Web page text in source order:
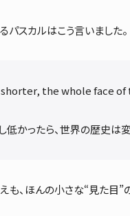
スカルはこう言いました。
the whole face
低かったら、世界の歴史は
も、ほんの小さな“見た目